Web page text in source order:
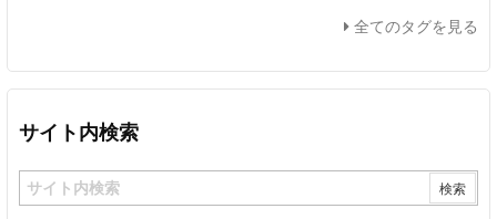
全てのタグを見る
サイト内検索